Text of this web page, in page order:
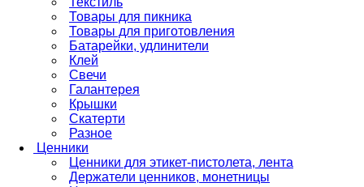
Товары для пикника
Товары для приготовления
Батарейки, удлинители
Клей
Свечи
Галантерея
Крышки
Скатерти
Разное
Ценники
Ценники для этикет-пистолета, лента
Держатели ценников, монетницы